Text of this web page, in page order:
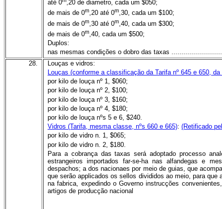
até 0
,20 de diametro, cada um $050;
de mais de 0m,20 até 0m,30, cada um $100;
de mais de 0m ,30 até 0m ,40, cada um $300;
de mais de 0m,40, cada um $500;
Duplos:
nas mesmas condições o dobro das taxas
28.
Louças e vidros:
Louças (conforme a classificação da Tarifa nº 645 e 650,
por kilo de louça nº 1, $060;
por kilo de louça nº 2, $100;
por kilo de louça nº 3, $160;
por kilo de louça nº 4, $180;
por kilo de louça nºs 5 e 6, $240.
Vidros (Tarifa, mesma classe, nºs 660 e 665): (Retificado
por kilo de vidro n. 1, $065;
por kilo de vidro n. 2, $180.
Para a cobrança das taxas será adoptado processo
estrangeiros importados far-se-ha nas alfandegas e
despachos; a dos nacionaes por meio de guias, que
que serão applicados os sellos divididos ao meio, para
na fabrica, expedindo o Governo instrucções
artigos de producção nacional